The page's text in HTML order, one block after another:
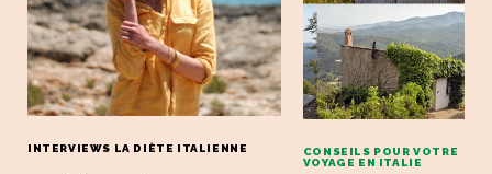
INTERVIEWS LA DIÈTE ITALIENNE
CONSEILS POUR VOTRE
VOYAGE EN ITALIE